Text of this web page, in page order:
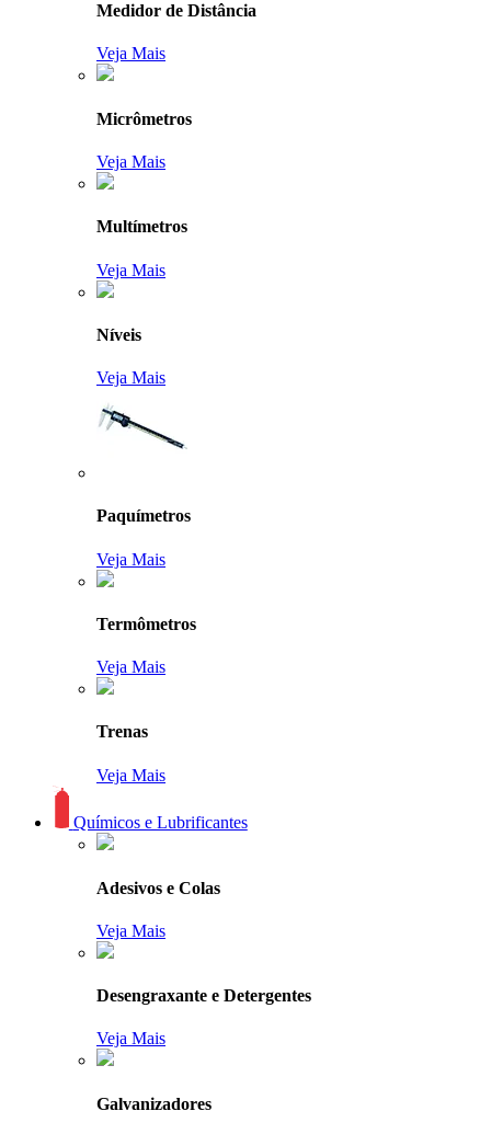
Medidor de Distância
Veja Mais
Micrômetros
Veja Mais
Multímetros
Veja Mais
Níveis
Veja Mais
Paquímetros
Veja Mais
Termômetros
Veja Mais
Trenas
Veja Mais
Químicos e Lubrificantes
Adesivos e Colas
Veja Mais
Desengraxante e Detergentes
Veja Mais
Galvanizadores